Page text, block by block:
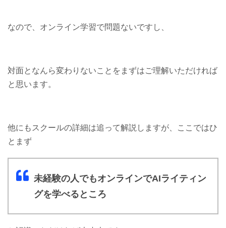
なので、オンライン学習で問題ないですし、
対面となんら変わりないことをまずはご理解いただければ
と思います。
他にもスクールの詳細は追って解説しますが、ここではひ
とまず
未経験の人でもオンラインでAIライティン
グを学べるところ